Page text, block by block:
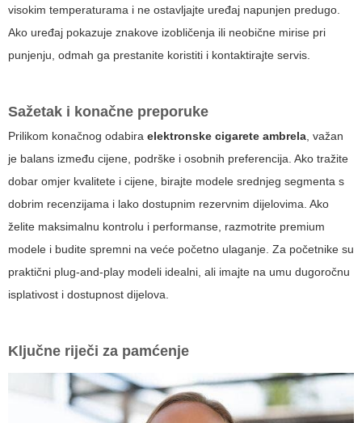
visokim temperaturama i ne ostavljajte uređaj napunjen predugo.
Ako uređaj pokazuje znakove izobličenja ili neobične mirise pri
punjenju, odmah ga prestanite koristiti i kontaktirajte servis.
Sažetak i konačne preporuke
Prilikom konačnog odabira elektronske cigarete ambrela , važan
je balans između cijene, podrške i osobnih preferencija. Ako tražite
dobar omjer kvalitete i cijene, birajte modele srednjeg segmenta s
dobrim recenzijama i lako dostupnim rezervnim dijelovima. Ako
želite maksimalnu kontrolu i performanse, razmotrite premium
modele i budite spremni na veće početno ulaganje. Za početnike su
praktični plug-and-play modeli idealni, ali imajte na umu dugoročnu
isplativost i dostupnost dijelova.
Ključne riječi za pamćenje